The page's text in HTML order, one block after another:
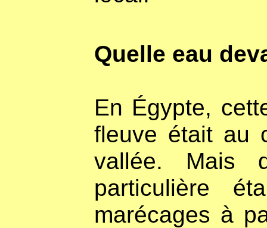
Quelle eau
En Égypte,
fleuve était au
vallée. Mais
particulière
marécages à